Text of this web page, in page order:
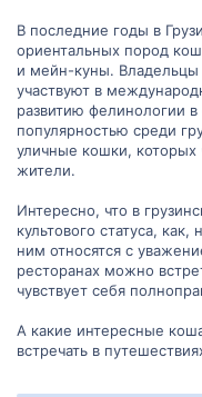
Старом Свете о них
века первые
Лондон для участия в
допущены к
представителями
стандарту каштановым
‍ Как
кошки
В последние годы в
ориентальных пород
и мейн-куны. Владельцы
участвуют в
развитию фелинологии
популярностью среди
уличные кошки,
жители.
Интересно, что в
культового статуса,
ним относятся с
ресторанах можно
чувствует себя
А какие интересные
встречать в